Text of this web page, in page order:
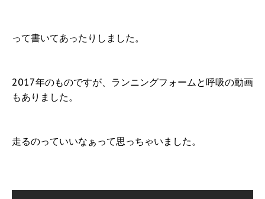
って書いてあったりしました。
2017年のものですが、ランニングフォームと呼吸の動画
もありました。
走るのっていいなぁって思っちゃいました。